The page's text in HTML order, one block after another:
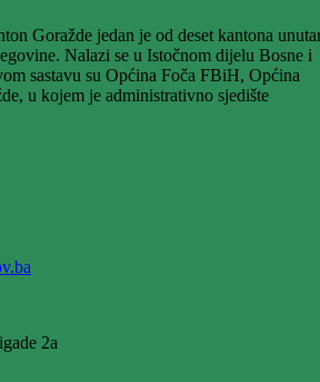
25. OKTOBAR – DAN PENZIONERA